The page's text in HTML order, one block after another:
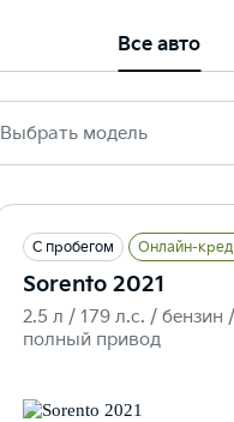
Все авто
Выбрать модель
С пробегом Онлайн-
Sorento 2021
2.5 л / 179 л.c. / бензин
полный привод